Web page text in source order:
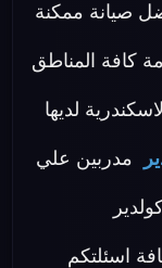
صيانة ممكنة
كافة المناطق
لديها
مدربين علي
اسئلتكم